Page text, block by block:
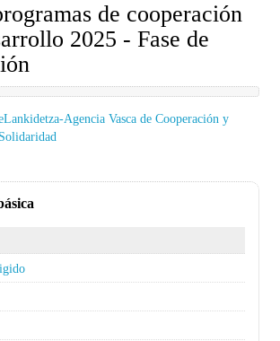
de cooperación
2025 - Fase de
Agencia Vasca de Cooperación y
Solidaridad